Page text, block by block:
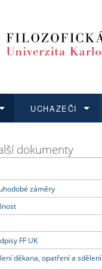
více
UCHAZEČI
více
více
více
dokumenty
záměry
FF UK
děkana, opatření a sdělení